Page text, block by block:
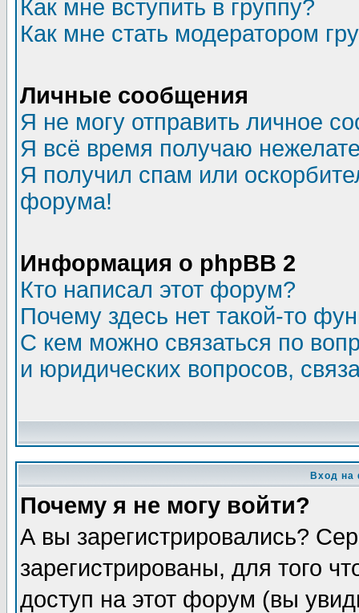
Как мне вступить в группу?
Как мне стать модератором
Личные сообщения
Я не могу отправить личное
Я всё время получаю
Я получил спам или
форума!
Информация о phpBB 2
Кто написал этот форум?
Почему здесь нет такой-то
С кем можно связаться по
и юридических вопросов,
Вход на
Почему я не могу войти?
А вы зарегистрировались?
зарегистрированы, для того
доступ на этот форум (вы